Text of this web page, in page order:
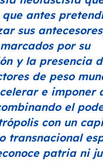
antes
sus
por su
y la presencia
de peso
e imponer
el
con un
transnacional
patria ni